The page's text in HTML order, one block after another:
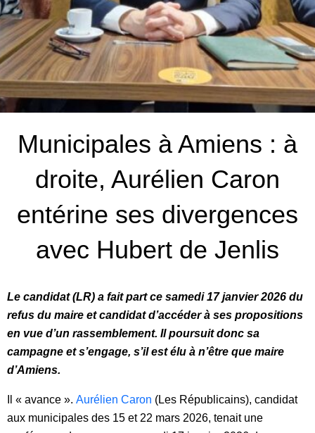
Municipales à Amiens : à
droite, Aurélien Caron
entérine ses divergences
avec Hubert de Jenlis
Le candidat (LR) a fait part ce samedi 17 janvier 2026 du
refus du maire et candidat d’accéder à ses propositions
en vue d’un rassemblement. Il poursuit donc sa
campagne et s’engage, s’il est élu à n’être que maire
d’Amiens.
Il « avance ». Aurélien Caron (Les Républicains), candidat
aux municipales des 15 et 22 mars 2026, tenait une